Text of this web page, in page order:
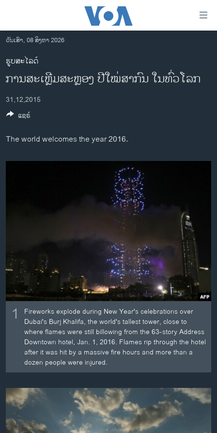
ເຂົ້າ
ຫາ
ຂ້າມ
ຂ້າມ
ໄປ
ຫາ
ຄົ້ນ
ລາວ
ອາເມຣິກາ
ການເລືອກຕັ້ງ ປະທານາທີບໍດີ ສະຫະລັດ 2024
ຂ່າວ​ຈີນ
ໂລກ
ພາສາອັງກິດ
ວີດີໂອ
ສຽງ
ລາຍການກະຈາຍສຽງ
ລາຍງານ
ຕິດຕາມພວກເຮົາ ທີ່
ພາສາຕ່າງໆ
ວັນເສົາ, 08 ສິງຫາ 2026
ຮູບສະໄລດ໌
ການສະເຫຼີມສະຫຼອງ ປີໃໝ່ສາກົນ ໃນທົ່ວໂລກ
31,12,2015
The world welcomes the year 2016.
1
Fireworks explode during New Year's celebrations over
Dubai's Burj Khalifa, the world's tallest tower, close to
where flames were still billowing from the 63-story Address
Downtown hotel, Jan. 1, 2016. Flames rip through the hotel
after it was hit by a massive fire hours and more than a
dozen people were injured.
ແຊຣ໌